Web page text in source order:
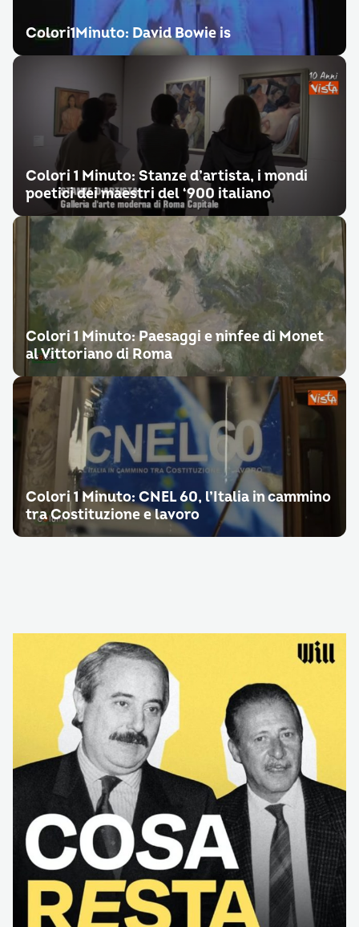
Colori1Minuto: David Bowie is
Colori 1 Minuto: Stanze d’artista, i mondi
poetici dei maestri del ‘900 italiano
Colori 1 Minuto: Paesaggi e ninfee di Monet
al Vittoriano di Roma
Colori 1 Minuto: CNEL 60, l’Italia in cammino
tra Costituzione e lavoro